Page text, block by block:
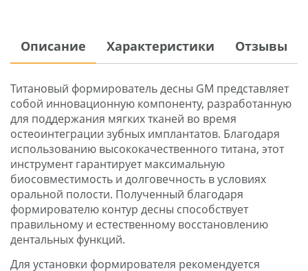
Описание Характеристики Отзывы
Титановый формирователь десны GM представляет
собой инновационную компоненту, разработанную
для поддержания мягких тканей во время
остеоинтеграции зубных имплантатов. Благодаря
использованию высококачественного титана, этот
инструмент гарантирует максимальную
биосовместимость и долговечность в условиях
оральной полости. Полученный благодаря
формирователю контур десны способствует
правильному и естественному восстановлению
дентальных функций.
Для установки формирователя рекомендуется